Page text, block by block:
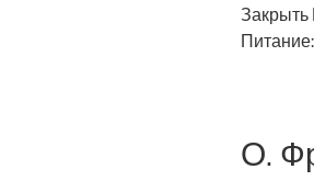
Закрыть
О.